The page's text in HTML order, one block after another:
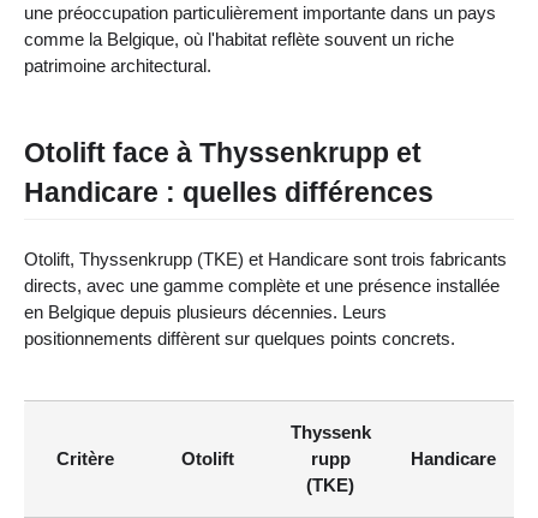
une préoccupation particulièrement importante dans un pays
comme la Belgique, où l'habitat reflète souvent un riche
patrimoine architectural.
Otolift face à Thyssenkrupp et
Handicare : quelles différences
Otolift, Thyssenkrupp (TKE) et Handicare sont trois fabricants
directs, avec une gamme complète et une présence installée
en Belgique depuis plusieurs décennies. Leurs
positionnements diffèrent sur quelques points concrets.
Critère Otolift
Thyssenk
rupp
(TKE)
Handicare